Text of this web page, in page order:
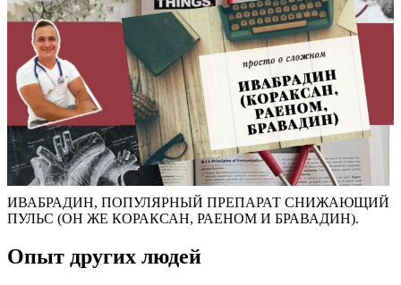
ИВАБРАДИН, ПОПУЛЯРНЫЙ ПРЕПАРАТ СНИЖАЮЩИЙ
ПУЛЬС (ОН ЖЕ КОРАКСАН, РАЕНОМ И БРАВАДИН).
Опыт других людей